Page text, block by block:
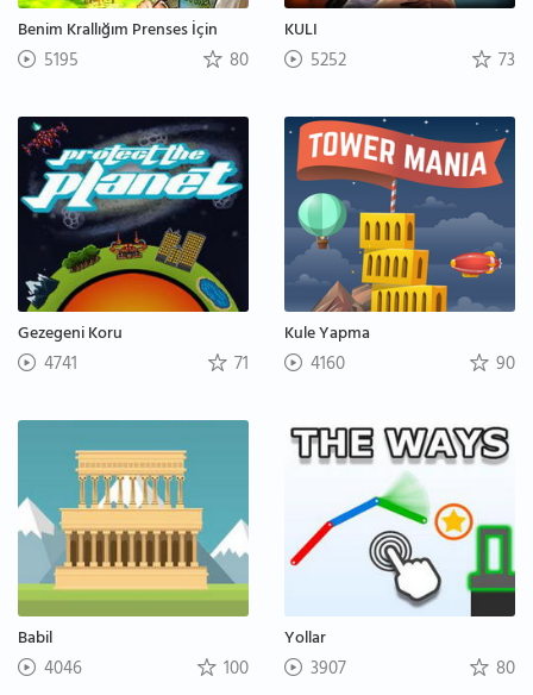
Benim Krallığım Prenses İçin
5195 80
KULI
5252 73
Gezegeni Koru
4741 71
Kule Yapma
4160 90
Babil
4046 100
Yollar
3907 80